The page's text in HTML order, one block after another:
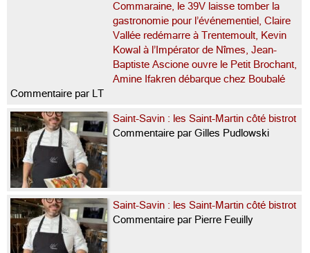
Commaraine, le 39V laisse tomber la
gastronomie pour l’événementiel, Claire
Vallée redémarre à Trentemoult, Kevin
Kowal à l’Impérator de Nîmes, Jean-
Baptiste Ascione ouvre le Petit Brochant,
Amine Ifakren débarque chez Boubalé
Commentaire par LT
Saint-Savin : les Saint-Martin côté bistrot
Commentaire par Gilles Pudlowski
Saint-Savin : les Saint-Martin côté bistrot
Commentaire par Pierre Feuilly